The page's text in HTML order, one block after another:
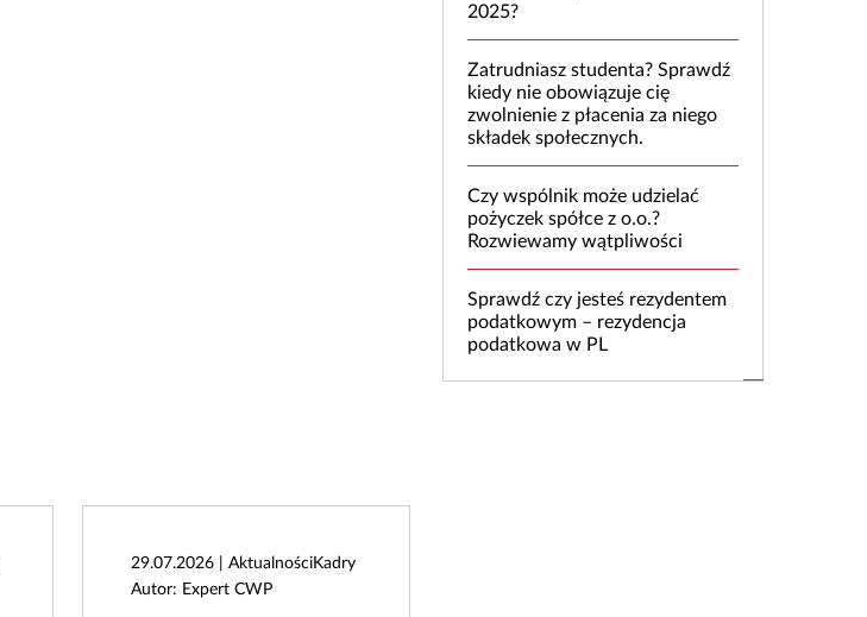
2025?
Zatrudniasz studenta? Sprawdź
kiedy nie obowiązuje cię
zwolnienie z płacenia za niego
składek społecznych.
Czy wspólnik może udzielać
pożyczek spółce z o.o.?
Rozwiewamy wątpliwości
Sprawdź czy jesteś rezydentem
podatkowym – rezydencja
podatkowa w PL
29.07.2026 | AktualnościKadry
Autor: Expert CWP